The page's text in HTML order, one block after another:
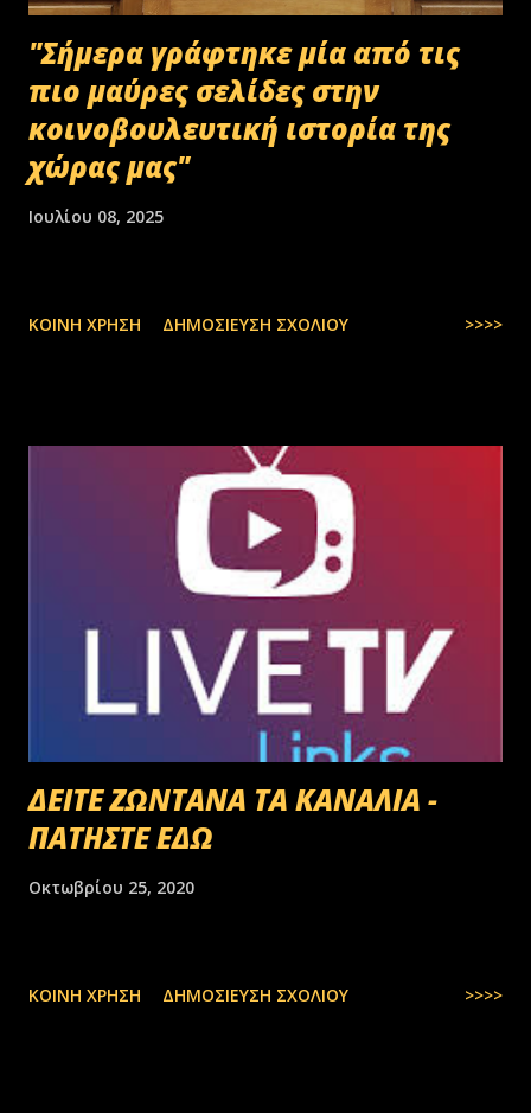
"Σήμερα γράφτηκε μία από τις
πιο μαύρες σελίδες στην
κοινοβουλευτική ιστορία της
χώρας μας"
Ιουλίου 08, 2025
ΚΟΙΝΉ ΧΡΉΣΗ ΔΗΜΟΣΊΕΥΣΗ ΣΧΟΛΊΟΥ >>>>
ΔΕΙΤΕ ΖΩΝΤΑΝΑ ΤΑ ΚΑΝΑΛΙΑ -
ΠΑΤΗΣΤΕ ΕΔΩ
Οκτωβρίου 25, 2020
ΚΟΙΝΉ ΧΡΉΣΗ ΔΗΜΟΣΊΕΥΣΗ ΣΧΟΛΊΟΥ >>>>